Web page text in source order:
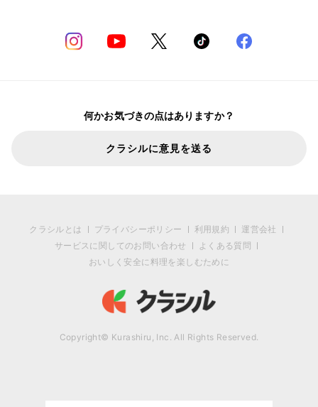
何かお気づきの点はありますか？
クラシルに意見を送る
クラシルとは プライバシーポリシー 利用規約
運営会社
サービスに関してのお問い合わせ
よくある質問
おいしく安全に料理を楽しむために
Copyright© Kurashiru, Inc. All Rights Reserved.